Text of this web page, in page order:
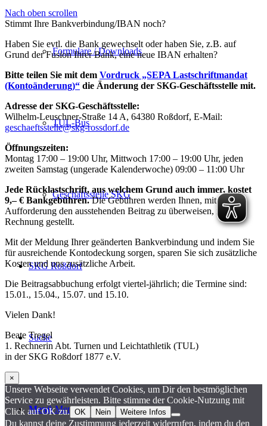
Formulare / Downloads
TUL-Bus
Geschäftsstelle SKG
SKG Roßdorf
Suche
Menü Menü
Nach oben scrollen
Stimmt Ihre Bankverbindung/IBAN noch?
Haben Sie evtl. die Bank gewechselt oder haben Sie, z.B. auf
Grund der Fusion Ihrer Bank, eine neue IBAN erhalten?
Bitte teilen Sie mit dem Vordruck „SEPA Lastschriftmandat
(Kontoänderung)“ die Änderung der SKG-Geschäftsstelle mit.
Adresse der SKG-Geschäftsstelle:
Wilhelm-Leuschner-Straße 14 A, 64380 Roßdorf, E-Mail:
geschaeftsstelle@skg-rossdorf.de
Öffnungszeiten:
Montag 17:00 – 19:00 Uhr, Mittwoch 17:00 – 19:00 Uhr, jeden
zweiten Samstag (ungerade Kalenderwoche) 09:00 – 11:00 Uhr
Jede Rücklastschrift, aus welchem Grund auch immer, kostet
9,– € Bankgebühren.Die Gebühren werden Ihnen, mit der
Aufforderung den ausstehenden Beitrag zu überweisen, in
Rechnung gestellt.
Mit der Meldung Ihrer geänderten Bankverbindung und indem Sie
für ausreichende Kontodeckung sorgen, sparen Sie sich zusätzliche
Kosten und uns zusätzliche Arbeit.
Die Beitragsabbuchung erfolgt viertel-jährlich; die Termine sind:
15.01., 15.04., 15.07. und 15.10.
Vielen Dank!
Beate Tregel
1. Rechnerin Abt. Turnen und Leichtathletik (TUL)
in der SKG Roßdorf 1877 e.V.
×
Unsere Webseite verwendet Cookies, um Dir den bestmöglichen
Service zu gewährleisten. Bitte stimme der Cookie-Nutzung mit
Click auf OK zu. OK Nein Weitere Infos
Du kannst deine Zustimmung jederzeit widerrufen, indem du den